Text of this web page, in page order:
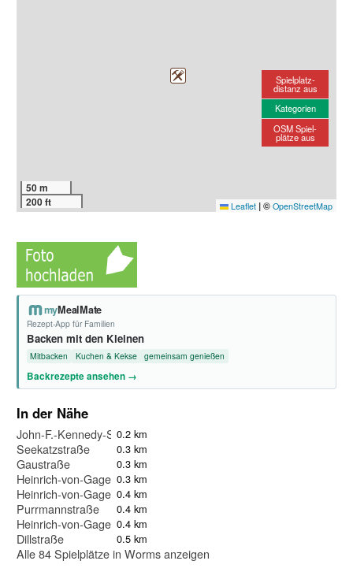
50 m
200 ft
Leaflet |© OpenStreetMap
Spielplatz-
distanz aus
Kategorien
OSM Spiel-
plätze aus
myMealMate
Rezept-App für Familien
Backen mit den Kleinen
Mitbacken Kuchen & Kekse gemeinsam genießen
Backrezepte ansehen →
In der Nähe
John-F.-Kennedy-Straße
0.2 km
Seekatzstraße 0.3 km
Gaustraße 0.3 km
Heinrich-von-Gagern-Straße III
0.3 km
Heinrich-von-Gagern-Straße II
0.4 km
Purrmannstraße 0.4 km
Heinrich-von-Gagern-Straße I
0.4 km
Dillstraße 0.5 km
Alle 84 Spielplätze in Worms anzeigen